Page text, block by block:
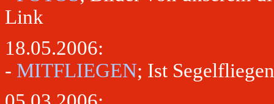
Link
18.05.2006:
- MITFLIEGEN; Ist